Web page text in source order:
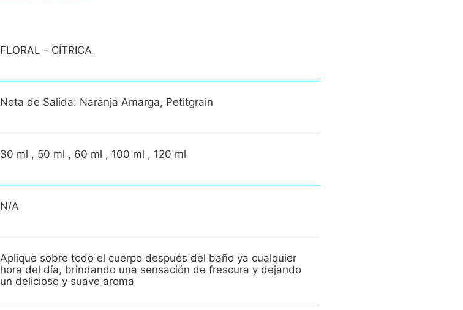
FLORAL - CÍTRICA
Nota de Salida: Naranja Amarga, Petitgrain
30 ml , 50 ml , 60 ml , 100 ml , 120 ml
N/A
Aplique sobre todo el cuerpo después del baño ya cualquier
hora del día, brindando una sensación de frescura y dejando
un delicioso y suave aroma